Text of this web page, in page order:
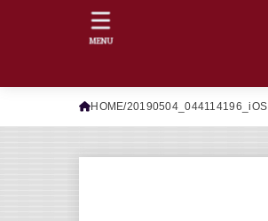
MENU
HOME 20190504_044114196_iOS